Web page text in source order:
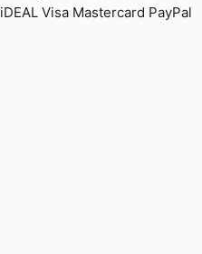
iDEAL Visa Mastercard PayPal